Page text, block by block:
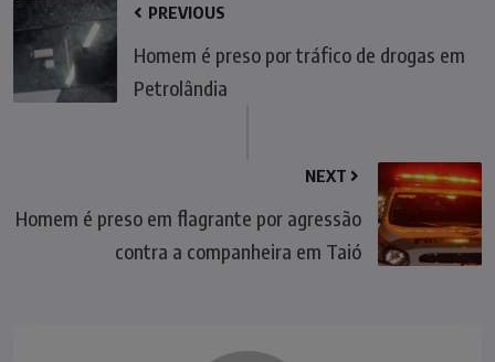
PREVIOUS
Homem é preso por tráfico de drogas em
Petrolândia
NEXT
Homem é preso em flagrante por agressão
contra a companheira em Taió